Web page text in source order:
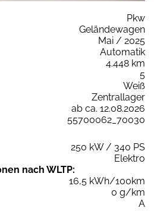
Pkw
Geländewagen
Mai / 2025
Automatik
4.448 km
5
Weiß
Zentrallager
ab ca. 12.08.2026
55700062_70030
250 kW / 340 PS
Elektro
nach WLTP:
16,5 kWh/100km
0 g/km
A